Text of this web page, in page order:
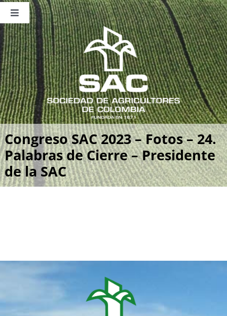
Saltar
contenido
Toggle
Navigation
Nosotros
Publicaciones
Sala de Prensa
Eventos
Congreso SAC 2023 – Fotos – 24.
Palabras de Cierre – Presidente
de la SAC